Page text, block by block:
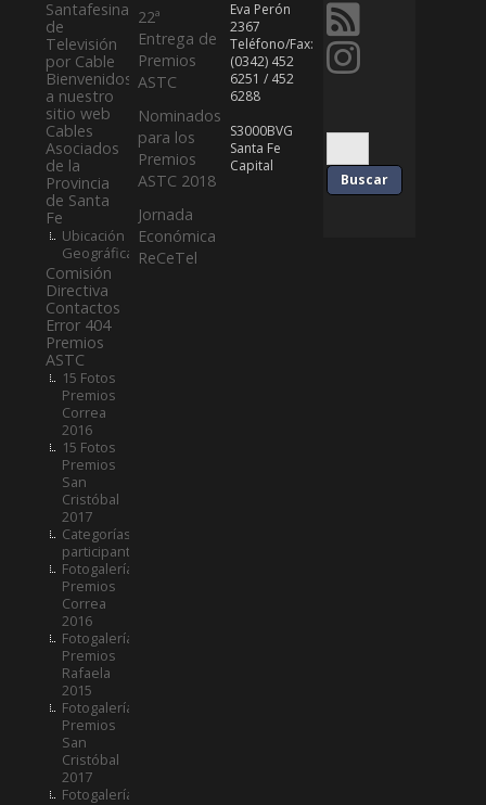
Santafesina
de
Televisión
por Cable
Bienvenidos
a nuestro
sitio web
Cables
Asociados
de la
Provincia
de Santa
Fe
Ubicación
Geográfica
Comisión
Directiva
Contactos
Error 404
Premios
ASTC
15 Fotos
Premios
Correa
2016
15 Fotos
Premios
San
Cristóbal
2017
Categorías
participantes
Fotogalería
Premios
Correa
2016
Fotogalería
Premios
Rafaela
2015
Fotogalería
Premios
San
Cristóbal
2017
Fotogalería
22ª
Entrega de
Premios
ASTC
Nominados
para los
Premios
ASTC 2018
Jornada
Económica
ReCeTel
Eva Perón
2367
Teléfono/Fax:
(0342) 452
6251 / 452
6288
S3000BVG
Santa Fe
Capital